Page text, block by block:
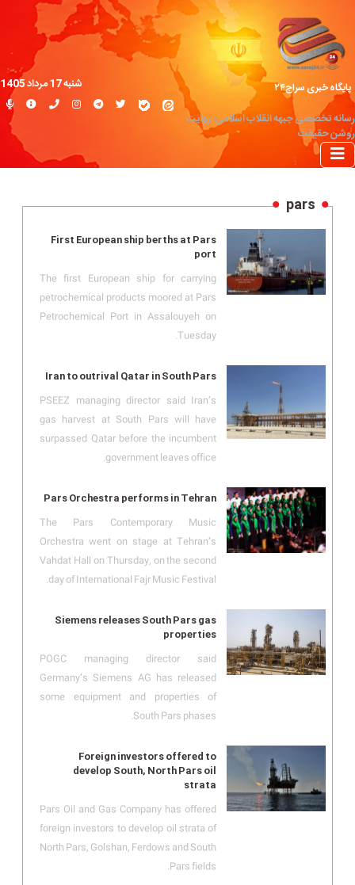
پایگاه خبری سراج۲۴
رسانه تخصصی جبهه انقلاب اسلامی؛ روایت
روشن حقیقت
شنبه 17 مرداد 1405
pars
First European ship berths at Pars
port
The first European ship for carrying
petrochemical products moored at Pars
Petrochemical Port in Assalouyeh on
Tuesday.
Iran to outrival Qatar in South Pars
PSEEZ managing director said Iran’s
gas harvest at South Pars will have
surpassed Qatar before the incumbent
government leaves office.
Pars Orchestra performs in Tehran
The Pars Contemporary Music
Orchestra went on stage at Tehran’s
Vahdat Hall on Thursday, on the second
day of International Fajr Music Festival.
Siemens releases South Pars gas
properties
POGC managing director said
Germany’s Siemens AG has released
some equipment and properties of
South Pars phases.
Foreign investors offered to
develop South, North Pars oil
strata
Pars Oil and Gas Company has offered
foreign investors to develop oil strata of
North Pars, Golshan, Ferdows and South
Pars fields.